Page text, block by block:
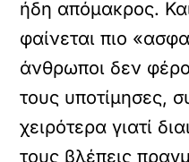
ήδη απόμακρος.
φαίνεται πιο
άνθρωποι δεν
τους υποτίμησες,
χειρότερα γιατί
τους βλέπεις